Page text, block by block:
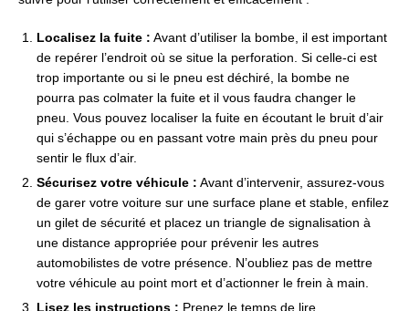
Localisez la fuite : Avant d’utiliser la bombe, il est important
de repérer l’endroit où se situe la perforation. Si celle-ci est
trop importante ou si le pneu est déchiré, la bombe ne
pourra pas colmater la fuite et il vous faudra changer le
pneu. Vous pouvez localiser la fuite en écoutant le bruit d’air
qui s’échappe ou en passant votre main près du pneu pour
sentir le flux d’air.
Sécurisez votre véhicule : Avant d’intervenir, assurez-vous
de garer votre voiture sur une surface plane et stable, enfilez
un gilet de sécurité et placez un triangle de signalisation à
une distance appropriée pour prévenir les autres
automobilistes de votre présence. N’oubliez pas de mettre
votre véhicule au point mort et d’actionner le frein à main.
Lisez les instructions : Prenez le temps de lire